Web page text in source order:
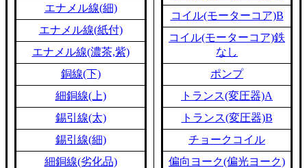
エナメル線(細)
エナメル線(紙付)
エナメル線(濃茶,紫)
銅線(下)
細銅線(上)
錫引線(太)
錫引線(細)
細銅線(劣化品)
コイル(モーターコア)B
コイル(モーターコア)鉄
なし
ポンプ
トランス(変圧器)A
トランス(変圧器)B
チョークコイル
偏向ヨーク(偏光ヨーク)